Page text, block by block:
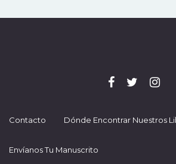
Contacto Dónde Encontrar Nuestros
Envíanos Tu Manuscrito